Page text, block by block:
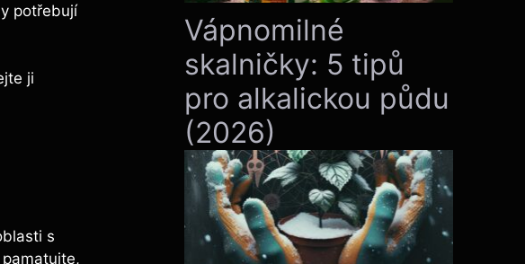
potřebují
ji
s
Vápnomilné
skalničky: 5 tipů
pro alkalickou půdu
(2026)